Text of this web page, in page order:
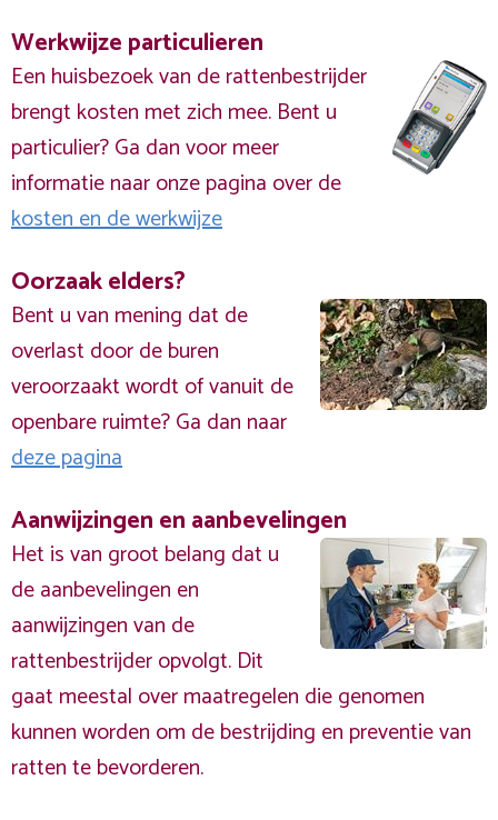
Werkwijze particulieren
Een huisbezoek van de rattenbestrijder
brengt kosten met zich mee. Bent u
particulier? Ga dan voor meer
informatie naar onze pagina over de
kosten en de werkwijze
Oorzaak elders?
Bent u van mening dat de
overlast door de buren
veroorzaakt wordt of vanuit de
openbare ruimte? Ga dan naar
deze pagina
Aanwijzingen en aanbevelingen
Het is van groot belang dat u
de aanbevelingen en
aanwijzingen van de
rattenbestrijder opvolgt. Dit
gaat meestal over maatregelen die genomen
kunnen worden om de bestrijding en preventie van
ratten te bevorderen.